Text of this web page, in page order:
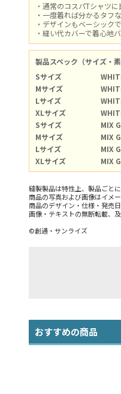
・通常のコスパTシャツ
・一度着れば分かるタフ
・デザインもベーシック
・縫い代カバーで着心地
製品スペック（サイズ・素
Sサイズ
Mサイズ
Lサイズ
XLサイズ
Sサイズ
MIX
Mサイズ
MIX
Lサイズ
MIX
XLサイズ
MIX
縫製製品は特性上、製品ごと
商品の写真および画像はイメ
商品のデザイン・仕様・発売
画像・テキストの無断転載、
©創通・サンライズ
おすすめの商品